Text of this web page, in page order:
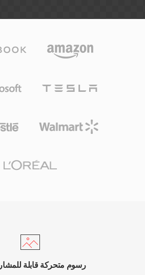
رسوم متحركة قابلة